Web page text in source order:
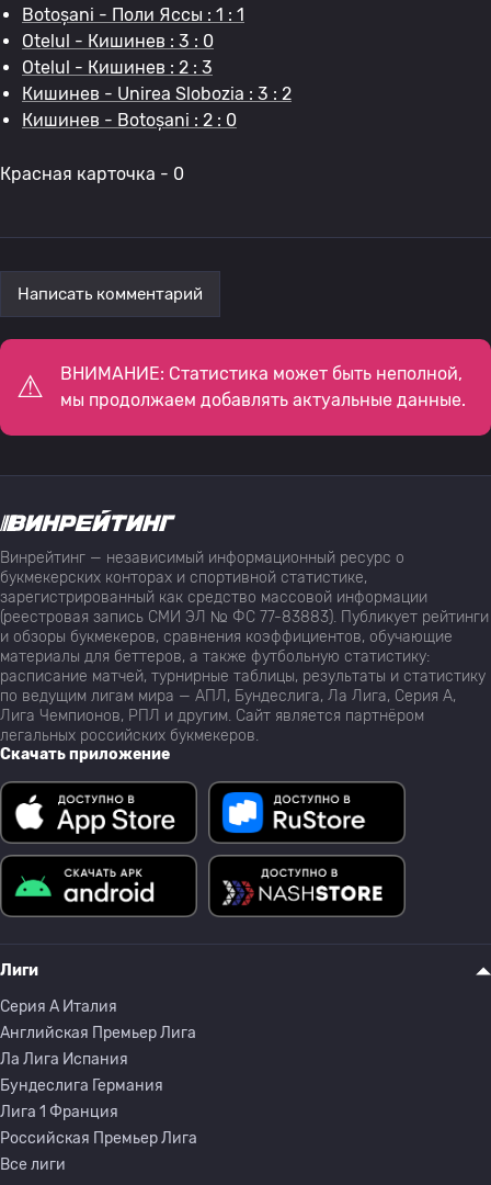
Botoșani - Поли Яссы : 1 : 1
Otelul - Кишинев : 3 : 0
Otelul - Кишинев : 2 : 3
Кишинев - Unirea Slobozia : 3 : 2
Кишинев - Botoșani : 2 : 0
Красная карточка - 0
Написать комментарий
ВНИМАНИЕ: Статистика может быть неполной,
мы продолжаем добавлять актуальные данные.
Винрейтинг — независимый информационный ресурс о
букмекерских конторах и спортивной статистике,
зарегистрированный как средство массовой информации
(реестровая запись СМИ ЭЛ № ФС 77-83883). Публикует рейтинги
и обзоры букмекеров, сравнения коэффициентов, обучающие
материалы для беттеров, а также футбольную статистику:
расписание матчей, турнирные таблицы, результаты и статистику
по ведущим лигам мира — АПЛ, Бундеслига, Ла Лига, Серия А,
Лига Чемпионов, РПЛ и другим. Сайт является партнёром
легальных российских букмекеров.
Скачать приложение
Лиги
Серия A Италия
Английская Премьер Лига
Ла Лига Испания
Бундеслига Германия
Лига 1 Франция
Российская Премьер Лига
Все лиги